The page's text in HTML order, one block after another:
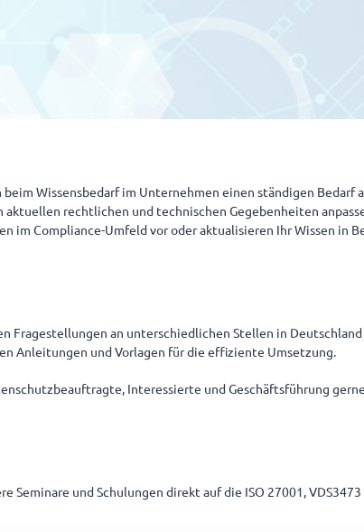
Wissensbedarf im Unternehmen einen ständigen
rechtlichen und technischen Gegebenheiten
im Compliance-Umfeld vor oder aktualisieren Ihr Wissen in
an unterschiedlichen Stellen in
Anleitungen und Vorlagen für die effiziente Umsetzung.
Interessierte und Geschäftsführung
Seminare und Schulungen direkt auf die ISO 27001,